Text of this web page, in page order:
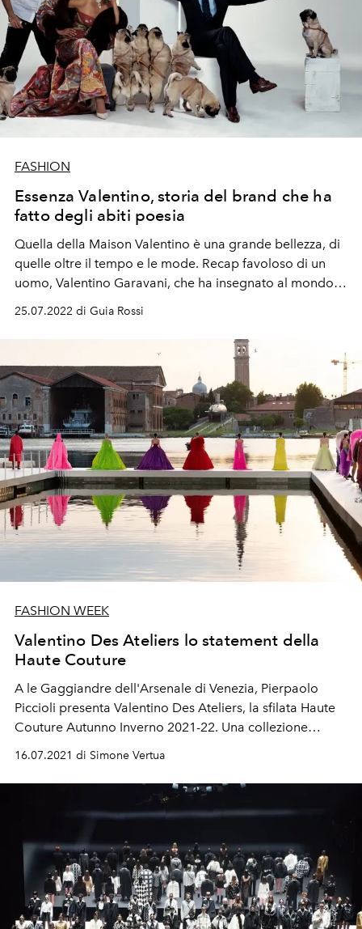
FASHION
Essenza Valentino, storia del brand che ha
fatto degli abiti poesia
Quella della Maison Valentino è una grande bellezza, di
quelle oltre il tempo e le mode. Recap favoloso di un
uomo, Valentino Garavani, che ha insegnato al mondo
25.07.2022 di Guia Rossi
FASHION WEEK
Valentino Des Ateliers lo statement della
Haute Couture
A le Gaggiandre dell'Arsenale di Venezia, Pierpaolo
Piccioli presenta Valentino Des Ateliers, la sfilata Haute
Couture Autunno Inverno 2021-22. Una collezione
16.07.2021 di Simone Vertua